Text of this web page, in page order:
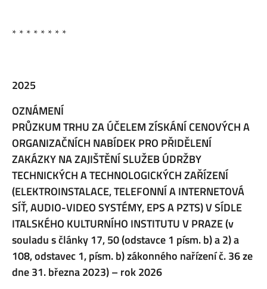
* * * * * * * *
2025
OZNÁMENÍ
PRŮZKUM TRHU ZA ÚČELEM ZÍSKÁNÍ CENOVÝCH A
ORGANIZAČNÍCH NABÍDEK PRO PŘIDĚLENÍ
ZAKÁZKY NA ZAJIŠTĚNÍ SLUŽEB ÚDRŽBY
TECHNICKÝCH ATECHNOLOGICKÝCH ZAŘÍZENÍ
(ELEKTROINSTALACE, TELEFONNÍ A INTERNETOVÁ
SÍŤ, AUDIO-VIDEO SYSTÉMY, EPS A PZTS) V SÍDLE
ITALSKÉHO KULTURNÍHO INSTITUTU V PRAZE (v
souladu s články 17, 50 (odstavce 1 písm. b) a 2) a
108, odstavec 1,písm. b) zákonného nařízení č. 36 ze
dne 31. března 2023) – rok 2026